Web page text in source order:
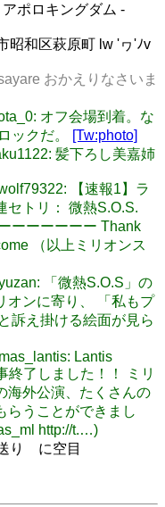
アポロキングダム -
昭和区萩原町 lw 'ヮ'ﾉv
おかえりなさいま
オフ会場到着。な
ックだ。
[Tw:photo]
髪下ろし美嘉姉
【速報1】ラ
セトリ： 微熱S.O.S.
ーーーーーー Thank
（以上ミリオンス
「微熱S.O.S」の
オンに寄り、 「私もプ
訴え掛ける絵面が見ら
Lantis
終了しました！！ ミリ
海外公演、たくさんの
らうことができまし
http://t.…)
り に空目